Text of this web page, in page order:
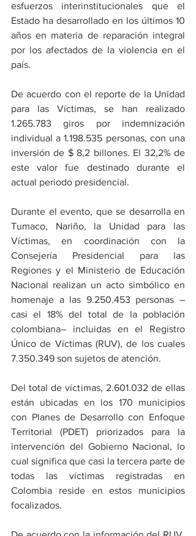
esfuerzos interinstitucionales que el
Estado ha desarrollado en los últimos 10
años en materia de reparación integral
por los afectados de la violencia en el
país.
De acuerdo con el reporte de la Unidad
para las Víctimas, se han realizado
1.265.783 giros por indemnización
individual a 1.198.535 personas, con una
inversión de $ 8,2 billones. El 32,2% de
este valor fue destinado durante el
actual periodo presidencial.
Durante el evento, que se desarrolla en
Tumaco, Nariño, la Unidad para las
Víctimas, en coordinación con la
Consejería Presidencial para las
Regiones y el Ministerio de Educación
Nacional realizan un acto simbólico en
homenaje a las 9.250.453 personas –
casi el 18% del total de la población
colombiana– incluidas en el Registro
Único de Víctimas (RUV), de los cuales
7.350.349 son sujetos de atención.
Del total de víctimas, 2.601.032 de ellas
están ubicadas en los 170 municipios
con Planes de Desarrollo con Enfoque
Territorial (PDET) priorizados para la
intervención del Gobierno Nacional, lo
cual significa que casi la tercera parte de
todas las víctimas registradas en
Colombia reside en estos municipios
focalizados.